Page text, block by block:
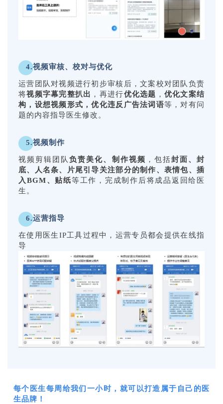
4.视频审核、校对与优化
运营团队对视频进行初步审核后，文案校对团队负责
将视频字幕完整扒出 ，再进行优化选题 ， 优化文案结
构，设想视频形式，优化违反广告法词语等，对有问
题的内容指导医生修改。
5.视频制作
视频剪辑团队负责美化、制作视频 ，包括封面、封
底、人名条、片尾引导关注部分的制作、表情包、插
入BGM、贴纸等工作，完成制作后将成品返回给医
生。
6.运营指导
在使用医生IP工具过程中，运营专员都会提供在线指
导
每个医生每周给我们一小时，就可以打造属于自己的医
生品牌！